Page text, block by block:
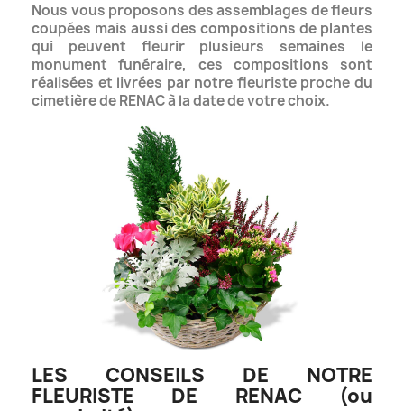
Nous vous proposons des assemblages de fleurs
coupées mais aussi des compositions de plantes
qui peuvent fleurir plusieurs semaines le
monument funéraire, ces compositions sont
réalisées et livrées par notre fleuriste proche du
cimetière de RENAC à la date de votre choix.
LES CONSEILS DE NOTRE
FLEURISTE DE RENAC (ou